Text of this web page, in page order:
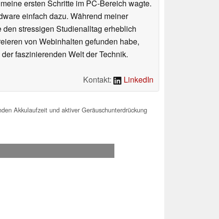
ersten Schritte im PC-Bereich wagte.
einfach dazu. Während meiner
stressigen Studienalltag erheblich
von Webinhalten gefunden habe,
faszinierenden Welt der Technik.
Kontakt: LinkedIn
Akkulaufzeit und aktiver Geräuschunterdrückung